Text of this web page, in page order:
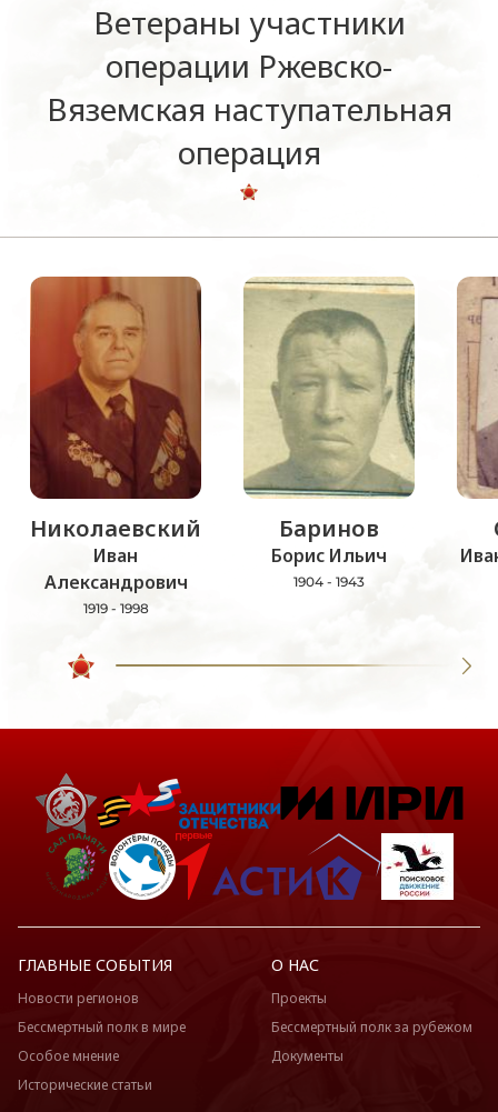
Ветераны участники
операции Ржевско-
Вяземская наступательная
операция
Николаевский
Иван
Александрович
1919 - 1998
Баринов
Борис Ильич
1904 - 1943
ГЛАВНЫЕ СОБЫТИЯ
Новости регионов
Бессмертный полк в мире
Особое мнение
Исторические статьи
О НАС
Проекты
Бессмертный полк за рубежом
Документы